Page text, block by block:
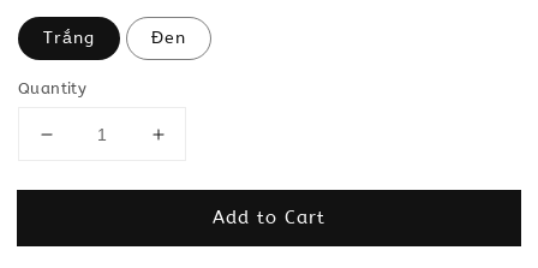
Trắng Đen
Quantity
Add to Cart